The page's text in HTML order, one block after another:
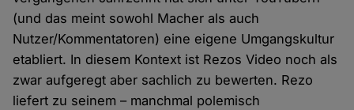
(und das meint sowohl Macher als auch
Nutzer/Kommentatoren) eine eigene Umgangskultur
etabliert. In diesem Kontext ist Rezos Video noch als
zwar aufgeregt aber sachlich zu bewerten. Rezo
liefert zu seinem – manchmal polemisch